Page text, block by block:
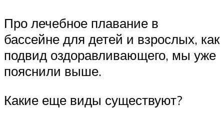
Про лечебное плавание в
бассейне для детей и взрослых, как
подвид оздоравливающего, мы уже
пояснили выше.
Какие еще виды существуют?